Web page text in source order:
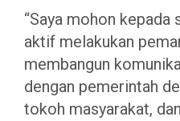
“Saya mohon kepada
aktif melakukan
membangun
dengan pemerintah
tokoh masyarakat,